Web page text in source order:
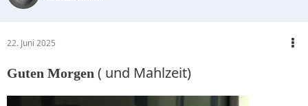
22. Juni 2025
Guten Morgen ( und Mahlzeit)